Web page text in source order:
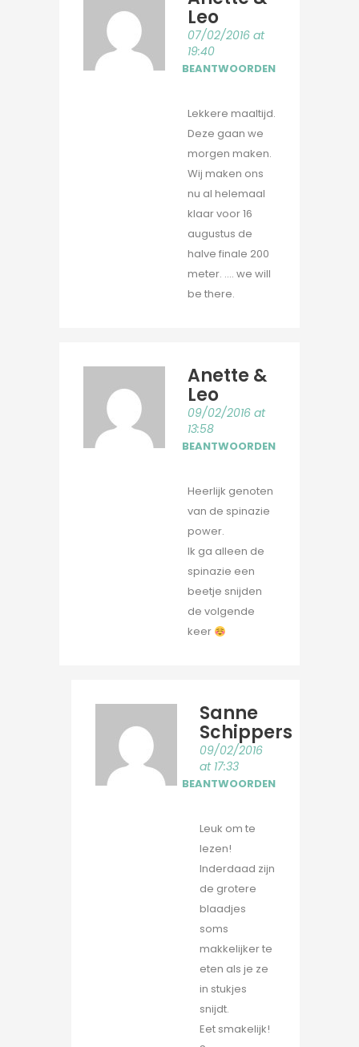
Leo
07/02/2016 at
19:40
BEANTWOORDEN
Lekkere maaltijd.
Deze gaan we
morgen maken.
Wij maken ons
nu al helemaal
klaar voor 16
augustus de
halve finale 200
meter. …. we will
be there.
Anette &
Leo
09/02/2016 at
13:58
BEANTWOORDEN
Heerlijk genoten
van de spinazie
power.
Ik ga alleen de
spinazie een
beetje snijden
de volgende
keer
Sanne
Schippers
09/02/2016
at 17:33
BEANTWOORDEN
Leuk om te
lezen!
Inderdaad zijn
de grotere
blaadjes
soms
makkelijker te
eten als je ze
in stukjes
snijdt.
Eet smakelijk!